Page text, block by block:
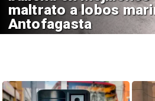
maltrato a lobos
Antofagasta